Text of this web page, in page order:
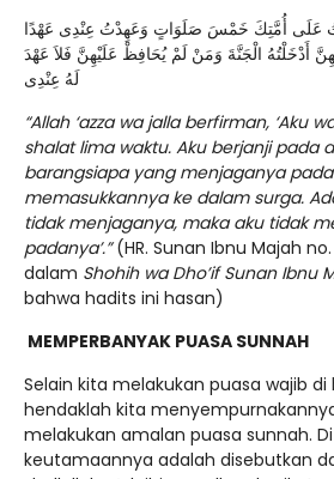
عَلَى أُمَّتِكَ خَمْسَ صَلَوَاتٍ وَعَهِدْتُ عِنْدِى عَهْدًا
أَدْخَلْتُهُ الْجَنَّةَ وَمَنْ لَمْ يُحَافِظْ عَلَيْهِنَّ فَلاَ عَهْدَ
لَهُ عِنْدِى
“Allah ‘azza wa jalla berfirman, ‘Aku
shalat lima waktu. Aku berjanji pada
barangsiapa yang menjaganya
memasukkannya ke dalam surga.
tidak menjaganya, maka aku tidak
padanya’.”(HR. Sunan Ibnu Majah no.
dalam Shohih wa Dho’if Sunan Ibnu
bahwa hadits ini hasan)
MEMPERBANYAK PUASA SUNNAH
Selain kita melakukan puasa wajib
hendaklah kita
melakukan amalan puasa sunnah.
keutamaannya adalah disebutkan